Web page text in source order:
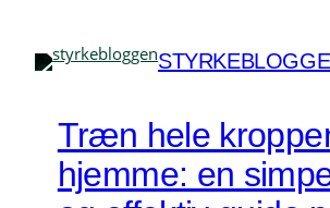
indhold
Træn hele
hjemme: en